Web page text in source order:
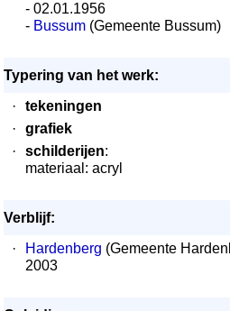
- 02.01.1956
- Bussum (Gemeente Bussum)
Typering van het werk:
·
tekeningen
·
grafiek
·
schilderijen:
materiaal: acryl
Verblijf:
·
Hardenberg (Gemeente
2003